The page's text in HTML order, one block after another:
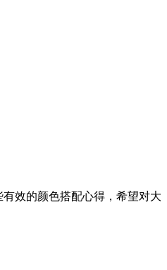
效的颜色搭配心得，希望对大